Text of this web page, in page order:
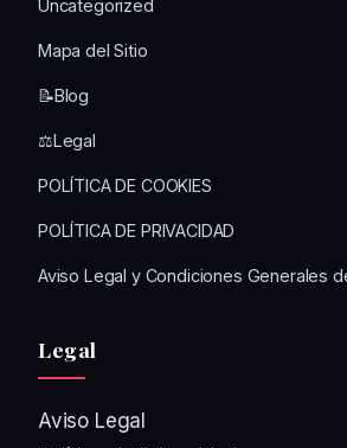
Uncategorized
Mapa del Sitio
📝Blog
⚖️Legal
POLÍTICA DE COOKIES
POLÍTICA DE PRIVACIDAD
Aviso Legal y Condiciones Generales
Legal
Aviso Legal